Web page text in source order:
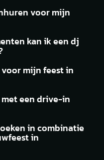
voor mijn
kan ik een dj
mijn feest in
een drive-in
in combinatie
in